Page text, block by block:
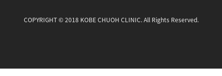
COPYRIGHT © 2018 KOBE CHUOH CLINIC. All Rights Reserved.